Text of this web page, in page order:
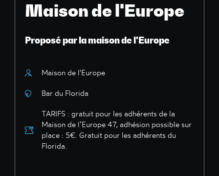
Maison de l'Europe
Proposé par la maison de l'Europe
Maison de l'Europe
Bar du Florida
TARIFS : gratuit pour les adhérents de la
Maison de l’Europe 47, adhésion possible sur
place : 5€. Gratuit pour les adhérents du
Florida.